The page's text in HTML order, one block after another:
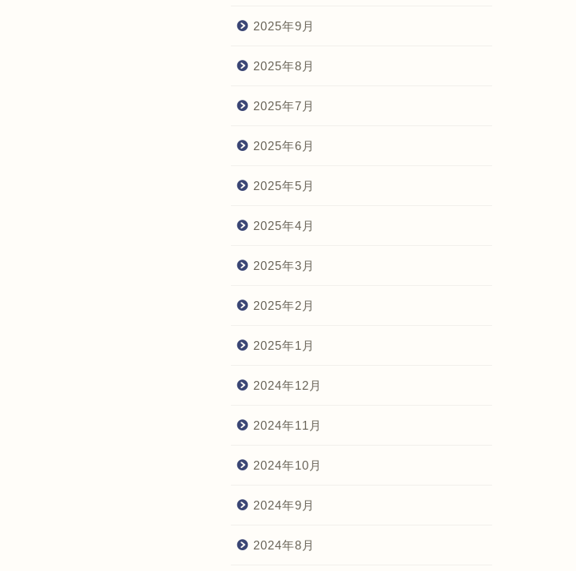
2025年9月
2025年8月
2025年7月
2025年6月
2025年5月
2025年4月
2025年3月
2025年2月
2025年1月
2024年12月
2024年11月
2024年10月
2024年9月
2024年8月